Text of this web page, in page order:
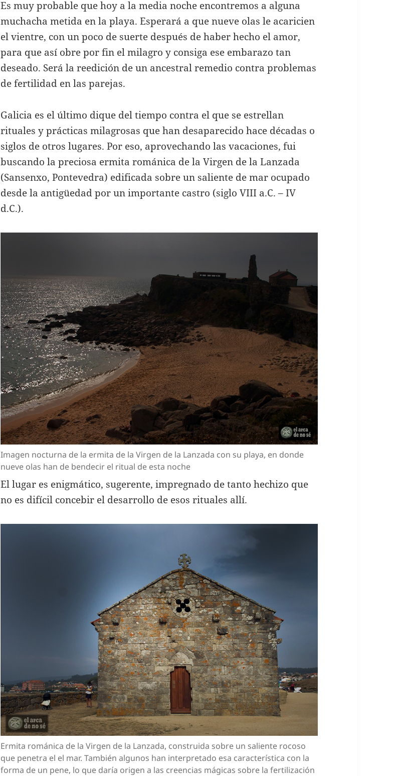
Es muy probable que hoy a la media noche encontremos a alguna
muchacha metida en la playa. Esperará a que nueve olas le acaricien
el vientre, con un poco de suerte después de haber hecho el amor,
para que así obre por fin el milagro y consiga ese embarazo tan
deseado. Será la reedición de un ancestral remedio contra problemas
de fertilidad en las parejas.
Galicia es el último dique del tiempo contra el que se estrellan
rituales y prácticas milagrosas que han desaparecido hace décadas o
siglos de otros lugares. Por eso, aprovechando las vacaciones, fui
buscando la preciosa ermita románica de la Virgen de la Lanzada
(Sansenxo, Pontevedra) edificada sobre un saliente de mar ocupado
desde la antigüedad por un importante castro (siglo VIII a.C. – IV
d.C.).
Imagen nocturna de la ermita de la Virgen de la Lanzada con su playa, en donde
nueve olas han de bendecir el ritual de esta noche
El lugar es enigmático, sugerente, impregnado de tanto hechizo que
no es difícil concebir el desarrollo de esos rituales allí.
Ermita románica de la Virgen de la Lanzada, construida sobre un saliente rocoso
que penetra el el mar. También algunos han interpretado esa característica con la
forma de un pene, lo que daría origen a las creencias mágicas sobre la fertilización